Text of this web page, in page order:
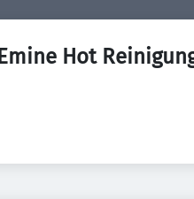
Emine Hot